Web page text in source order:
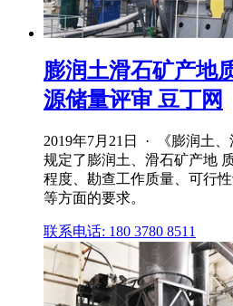
膨润土滑石矿产地
源储量评审 豆丁网
2019年7月21日 · 《膨润土、
规定了膨润土、滑石矿产地
程度、勘查工作质量、可行
等方面的要求。
联系电话: 180 3780 8511